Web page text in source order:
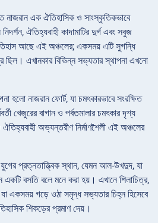
নাজরান এক ঐতিহাসিক ও সাংস্কৃতিকভাবে
ঐতিহ্যবাহী কাদামাটির দুর্গ এবং সবুজ
আছে এই অঞ্চলের; একসময় এটি সুগন্ধি
ছিল। এখানকার বিভিন্ন সভ্যতার স্থাপনা এখনো
হলো নাজরান ফোর্ট, যা চমৎকারভাবে সংরক্ষিত
খেজুরের বাগান ও পর্বতমালার চমৎকার দৃশ্য
ঐতিহ্যবাহী অভ্যন্তরীণ নির্মাণশৈলী এই অঞ্চলের
প্রত্নতাত্ত্বিক স্থান, যেমন আল-উখদুদ, যা
একটি বসতি বলে মনে করা হয়। এখানে শিলাচিত্র,
যা একসময় গড়ে ওঠা সমৃদ্ধ সভ্যতার চিহ্ন হিসেবে
শিকড়ের প্রমাণ দেয়।